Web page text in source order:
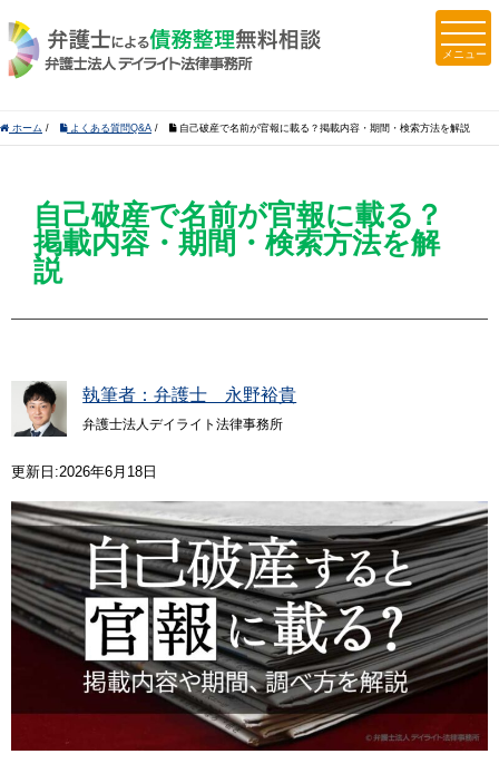
ホーム / よくある質問Q&A / 自己破産で名前が官報に載る？掲載内容・期間・検索方法を解説
自己破産で名前が官報に載る？
掲載内容・期間・検索方法を解
説
執筆者：弁護士 永野裕貴
弁護士法人デイライト法律事務所
更新日:2026年6月18日